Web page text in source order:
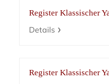
Register Klassischer
Details
Register Klassischer